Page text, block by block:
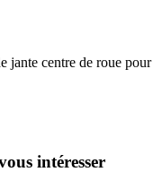
jante centre de roue pour
intéresser